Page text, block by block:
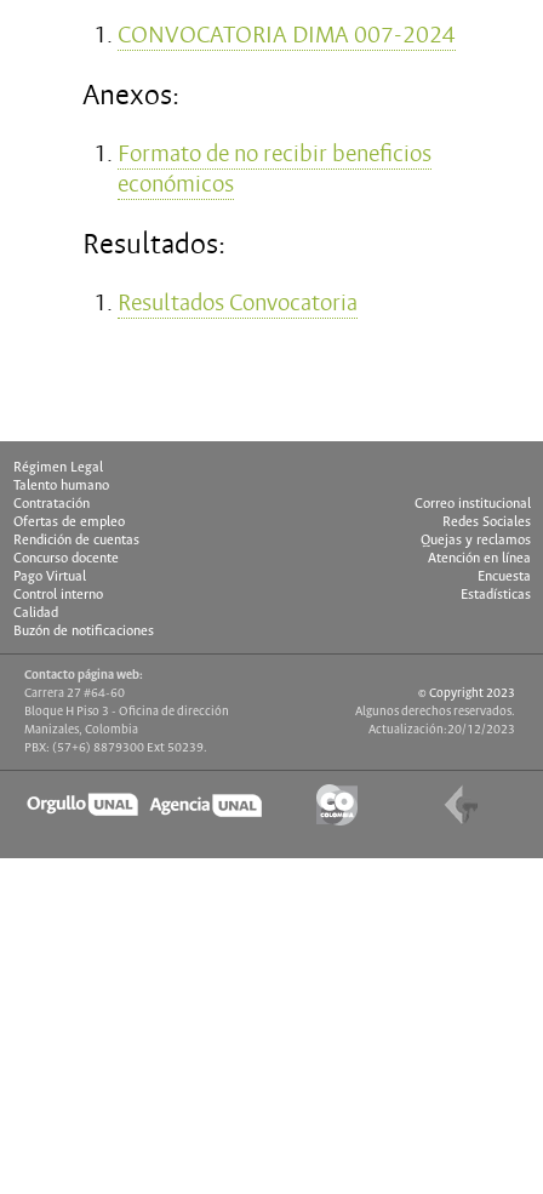
CONVOCATORIA DIMA 007-2024
Anexos:
Formato de no recibir beneficios
económicos
Resultados:
Resultados Convocatoria
Régimen Legal
Talento humano
Contratación
Ofertas de empleo
Rendición de cuentas
Concurso docente
Pago Virtual
Control interno
Calidad
Buzón de notificaciones
Correo institucional
Redes Sociales
Quejas y reclamos
Atención en línea
Encuesta
Estadísticas
Contacto página web:
Carrera 27 #64-60
Bloque H Piso 3 - Oficina de dirección
Manizales, Colombia
PBX: (57+6) 8879300 Ext 50239.
© Copyright 2023
Algunos derechos reservados.
Actualización:20/12/2023